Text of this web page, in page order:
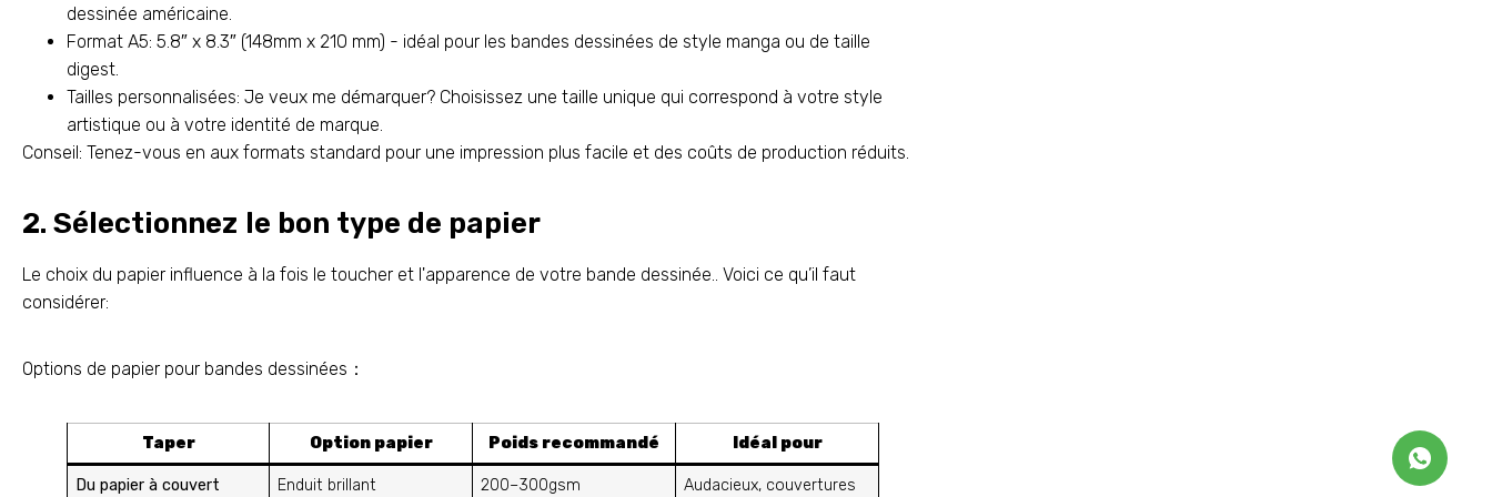
dessinée américaine.
Format A5: 5.8″ x 8.3″ (148mm x 210 mm) - idéal pour les bandes dessinées de style manga ou de taille
digest.
Tailles personnalisées: Je veux me démarquer? Choisissez une taille unique qui correspond à votre style
artistique ou à votre identité de marque.
Conseil: Tenez-vous en aux formats standard pour une impression plus facile et des coûts de production réduits.
2. Sélectionnez le bon type de papier
Le choix du papier influence à la fois le toucher et l'apparence de votre bande dessinée.. Voici ce qu’il faut
considérer:
Options de papier pour bandes dessinées：
Taper Option papier Poids recommandé Idéal pour
Du papier à couvert Enduit brillant 200–300gsm Audacieux, couvertures